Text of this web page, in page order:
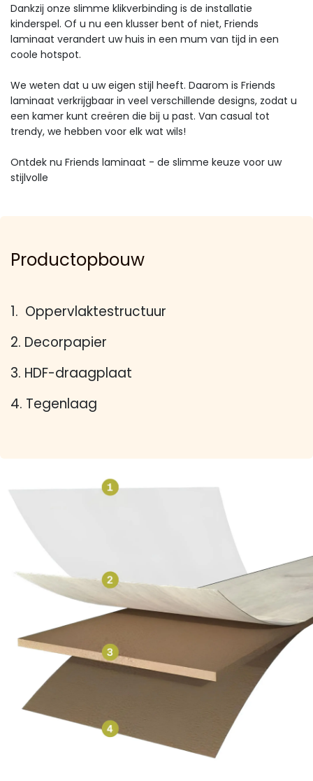
Dankzij onze slimme klikverbinding is de installatie
kinderspel. Of u nu een klusser bent of niet, Friends
laminaat verandert uw huis in een mum van tijd in een
coole hotspot.
We weten dat u uw eigen stijl heeft. Daarom is Friends
laminaat verkrijgbaar in veel verschillende designs, zodat u
een kamer kunt creëren die bij u past. Van casual tot
trendy, we hebben voor elk wat wils!
Ontdek nu Friends laminaat - de slimme keuze voor uw
stijlvolle
Productopbouw
1. Oppervlaktestructuur
2. Decorpapier
3. HDF-draagplaat
4. Tegenlaag